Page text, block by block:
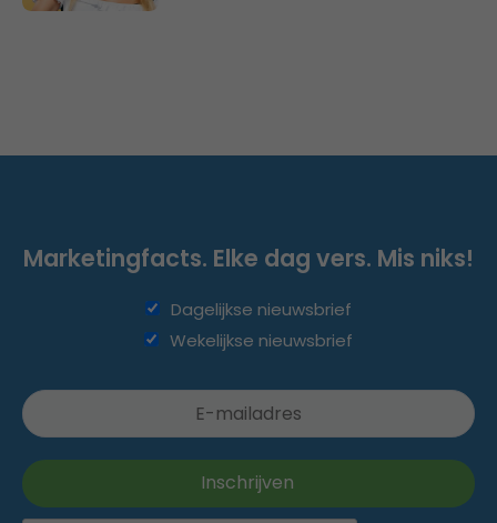
Marketingfacts. Elke dag vers. Mis niks!
Dagelijkse nieuwsbrief
Wekelijkse nieuwsbrief